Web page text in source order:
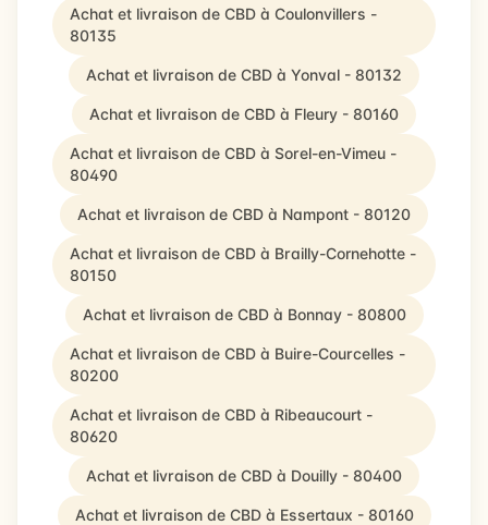
Achat et livraison de CBD à Coulonvillers -
80135
Achat et livraison de CBD à Yonval - 80132
Achat et livraison de CBD à Fleury - 80160
Achat et livraison de CBD à Sorel-en-Vimeu -
80490
Achat et livraison de CBD à Nampont - 80120
Achat et livraison de CBD à Brailly-Cornehotte -
80150
Achat et livraison de CBD à Bonnay - 80800
Achat et livraison de CBD à Buire-Courcelles -
80200
Achat et livraison de CBD à Ribeaucourt -
80620
Achat et livraison de CBD à Douilly - 80400
Achat et livraison de CBD à Essertaux - 80160